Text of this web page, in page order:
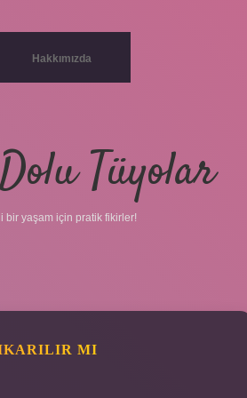
Hakkımızda
Tüyolar
bir yaşam için pratik fikirler!
MI